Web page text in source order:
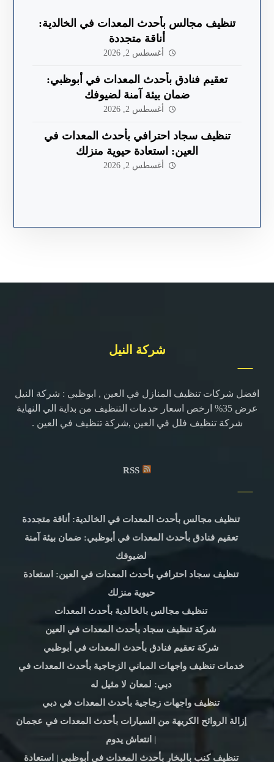
تنظيف مجالس بأحدث المعدات في الخالدية:
أناقة متجددة
أغسطس 2, 2026
تعقيم فنادق بأحدث المعدات في أبوظبي:
ضمان بيئة آمنة لضيوفك
أغسطس 2, 2026
تنظيف سجاد احترافي بأحدث المعدات في
العين: استعادة حيوية منزلك
أغسطس 2, 2026
شركة النيل
افضل شركات تنظيف المنازل في العين , ابوظبي : شركة النيل
عرض 35% ارخص اسعار خدمات التنظيف من بداية الي النهاية
شركة تنظيف فلل في العين ,شركة تنظيف في العين .
RSS
تنظيف مجالس بأحدث المعدات في الخالدية: أناقة متجددة
تعقيم فنادق بأحدث المعدات في أبوظبي: ضمان بيئة آمنة
لضيوفك
تنظيف سجاد احترافي بأحدث المعدات في العين: استعادة
حيوية منزلك
تنظيف مجالس بالخالدية بأحدث المعدات
شركة تنظيف سجاد بأحدث المعدات في العين
شركة تعقيم فنادق بأحدث المعدات في أبوظبي
خدمات تنظيف واجهات المباني الزجاجية بأحدث المعدات في
دبي: لمعان لا مثيل له
تنظيف واجهات زجاجية بأحدث المعدات في دبي
إزالة الروائح الكريهة من السيارات بأحدث المعدات في عجمان
| انتعاش يدوم
تنظيف كنب بالبخار بأحدث المعدات في أبوظبي | استعادة